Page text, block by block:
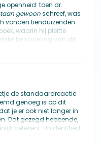
openheid: toen dr.
gewoonschreef, was
vonden tienduizenden
waarin hij pleitte
benadering van dit
in deze volledig
erkennen nu dat UFO’s
onder ede in het
gesproken over
rapporten melden
ondanks onze
de eerste helft van
de standaardreactie
genoeg is op dit
je er ook niet langer in
Dat gezegd hebbende,
betekent. Unidentified
object. Niet meer en